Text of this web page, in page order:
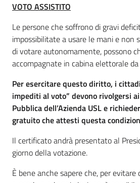
VOTO ASSISTITO
Le persone che soffrono di gravi
impossibilitate a usare le mani e non
di votare autonomamente, possono
accompagnate in cabina elettorale
Per esercitare questo diritto, i
impediti al voto” devono rivolgersi
Pubblica dell’Azienda USL e
gratuito che attesti questa
Il certificato andrà presentato al
giorno della votazione.
È bene anche sapere che, per